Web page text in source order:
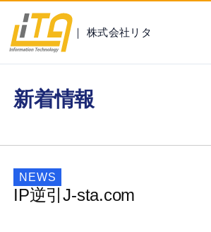
｜ 株式会社リタ
新着情報
NEWS
IP逆引J-sta.com